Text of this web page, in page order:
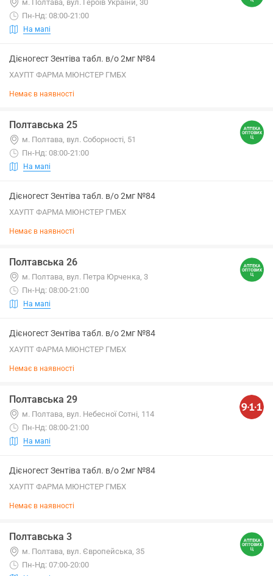
м. Полтава, вул. Героїв України, 30
Пн-Нд: 08:00-21:00
На мапі
Дієногест Зентіва табл. в/о 2мг №84
ХАУПТ ФАРМА МЮНСТЕР ГМБХ
Немає в наявності
Полтавська 25
м. Полтава, вул. Соборності, 51
Пн-Нд: 08:00-21:00
На мапі
Дієногест Зентіва табл. в/о 2мг №84
ХАУПТ ФАРМА МЮНСТЕР ГМБХ
Немає в наявності
Полтавська 26
м. Полтава, вул. Петра Юрченка, 3
Пн-Нд: 08:00-21:00
На мапі
Дієногест Зентіва табл. в/о 2мг №84
ХАУПТ ФАРМА МЮНСТЕР ГМБХ
Немає в наявності
Полтавська 29
м. Полтава, вул. Небесної Сотні, 114
Пн-Нд: 08:00-21:00
На мапі
Дієногест Зентіва табл. в/о 2мг №84
ХАУПТ ФАРМА МЮНСТЕР ГМБХ
Немає в наявності
Полтавська 3
м. Полтава, вул. Європейська, 35
Пн-Нд: 07:00-20:00